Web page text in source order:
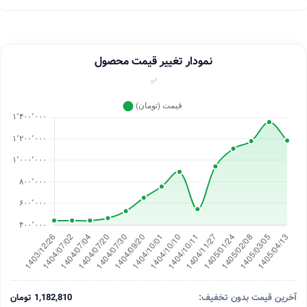
نمودار تغییر قیمت محصول
✅
آخرین قیمت بدون تخفیف: 1,182,810 تومان